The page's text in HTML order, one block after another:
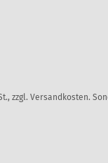
zzgl. Versandkosten.